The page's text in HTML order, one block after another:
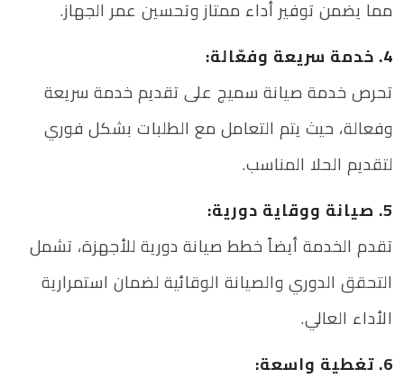
مما يضمن توفير أداء ممتاز وتحسين عمر الجهاز.
4. خدمة سريعة وفعّالة:
تحرص خدمة صيانة سميج على تقديم خدمة سريعة
وفعالة، حيث يتم التعامل مع الطلبات بشكل فوري
لتقديم الحلا المناسب.
5. صيانة ووقاية دورية:
تقدم الخدمة أيضاً خطط صيانة دورية للأجهزة، تشمل
التحقق الدوري والصيانة الوقائية لضمان استمرارية
الأداء العالي.
6. تغطية واسعة: